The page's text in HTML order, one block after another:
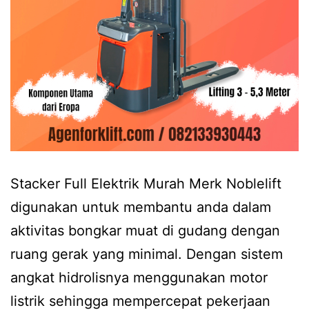
Stacker Full Elektrik Murah Merk Noblelift
digunakan untuk membantu anda dalam
aktivitas bongkar muat di gudang dengan
ruang gerak yang minimal. Dengan sistem
angkat hidrolisnya menggunakan motor
listrik sehingga mempercepat pekerjaan